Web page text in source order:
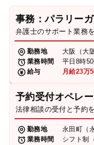
事務：パラリーガ
弁護士のサポート業務
勤務地
大阪（大
業務時間
平日8時
給与
月給23万
予約受付オペレ
法律相談の受付と予約
勤務地
永田町（
業務時間
シフト制